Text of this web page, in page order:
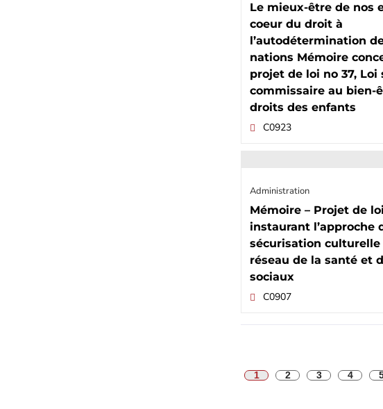
Le mieux-être de nos
coeur du droit à
l’autodétermination
nations Mémoire
projet de loi no 37, Loi
commissaire au bien-
droits des enfants
C0923
Administration
Mémoire – Projet de
instaurant l’approche
sécurisation culturelle
réseau de la santé et
sociaux
C0907
1 2 3 4